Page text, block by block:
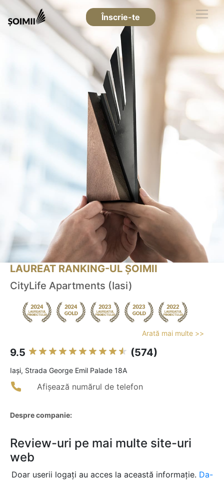
Înscrie-te
LAUREAT RANKING-UL ȘOIMII
CityLife Apartments (Iasi)
Arată mai multe >>
9.5 (574)
Iaşi, Strada George Emil Palade 18A
Afișează numărul de telefon
Despre companie:
Review-uri pe mai multe site-uri
web
Doar userii logați au acces la această informație. Da-